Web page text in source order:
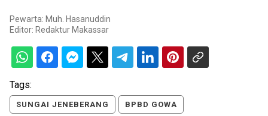
Pewarta: Muh. Hasanuddin
Editor: Redaktur Makassar
Tags:
SUNGAI JENEBERANG BPBD GOWA